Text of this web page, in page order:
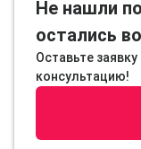
Не нашли
остались
Оставьте
консультацию!